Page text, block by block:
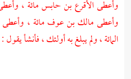
وأعطىالأقرع بن حابسمائة ،
وأعطىمالك بن عوفمائة ، وأعطى
المائة ، ولم يبلغ به أولئك ، فأنشأ يقول :